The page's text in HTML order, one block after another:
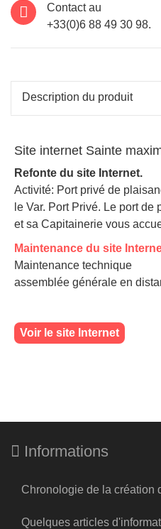
Contact au
+33(0)6 88 49 30 98.
Description du produit
Site internet Sainte
Refonte du site Internet.
Activité: Port privé de
le Var. Port Privé. Le port
et sa Capitainerie vous
Maintenance du site
Maintenance technique
assemblée générale en
Voir le site Internet
Informations
Chronologie de la création
Quelques articles